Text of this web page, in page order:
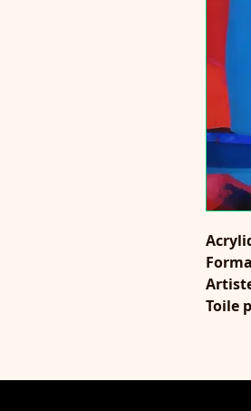
Toile